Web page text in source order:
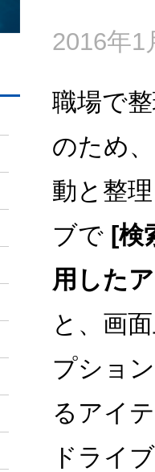
2016年1
職場で
のため
動と整
ブで [検
用した
と、画
プショ
るアイ
ドライ